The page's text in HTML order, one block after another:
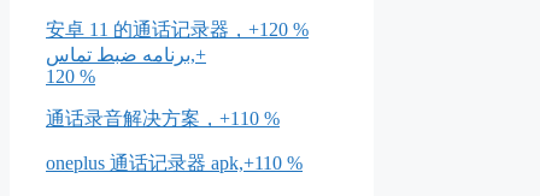
安卓 11 的通话记录器，+120 %
برنامه ضبط تماس,+
120 %
通话录音解决方案，+110 %
oneplus 通话记录器 apk,+110 %